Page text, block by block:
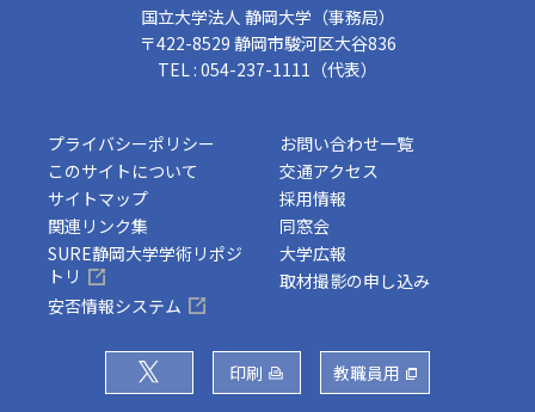
国立大学法人 静岡大学（事務局）
〒422-8529 静岡市駿河区大谷836
TEL : 054-237-1111（代表）
プライバシーポリシー
このサイトについて
サイトマップ
関連リンク集
お問い合わせ一覧
交通アクセス
採用情報
同窓会
SURE静岡大学学術リポジ
トリ
安否情報システム
大学広報
取材撮影の申し込み
印刷 教職員用